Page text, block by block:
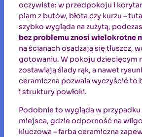
oczywiste: w przedpokoju i
plam z butów, błota czy kurzu –
szybko wygląda na zużytą,
bez problemu znosi wielokrotne
na ścianach osadzają się tłuszcz,
gotowaniu. W pokoju dziecięcym
zostawiają ślady rąk, a nawet
ceramiczna pozwala wyczyścić to
i struktury powłoki.
Podobnie to wygląda w przypadku
miejsca, gdzie odporność na
kluczowa – farba ceramiczna